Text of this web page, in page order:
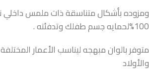
ومزوده بأشكال متناسقة ذات ملمس
100%لحمايه جسم طفلك وتدفئته .
متوفر بالوان مبهجه ليناسب الأعمار
والأولاد